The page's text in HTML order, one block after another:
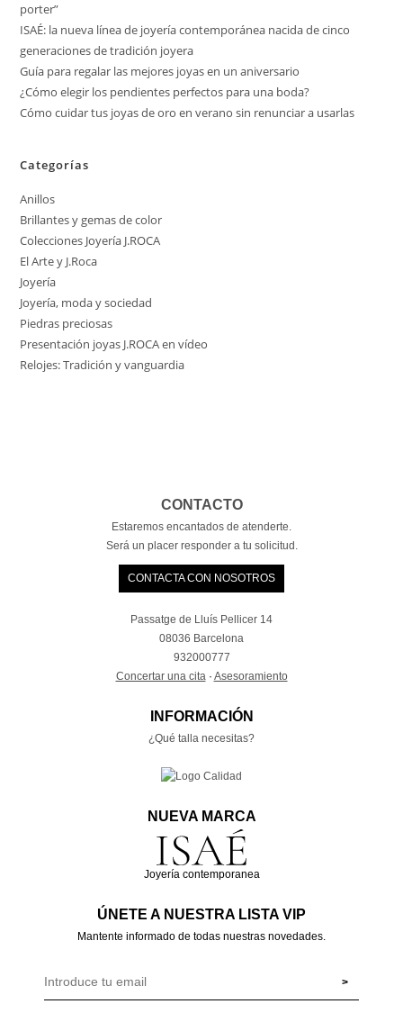
porter”
ISAÉ: la nueva línea de joyería contemporánea nacida de cinco
generaciones de tradición joyera
Guía para regalar las mejores joyas en un aniversario
¿Cómo elegir los pendientes perfectos para una boda?
Cómo cuidar tus joyas de oro en verano sin renunciar a usarlas
Categorías
Anillos
Brillantes y gemas de color
Colecciones Joyería J.ROCA
El Arte y J.Roca
Joyería
Joyería, moda y sociedad
Piedras preciosas
Presentación joyas J.ROCA en vídeo
Relojes: Tradición y vanguardia
CONTACTO
Estaremos encantados de atenderte.
Será un placer responder a tu solicitud.
CONTACTA CON NOSOTROS
Passatge de Lluís Pellicer 14
08036 Barcelona
932000777
Concertar una cita· Asesoramiento
INFORMACIÓN
¿Qué talla necesitas?
NUEVA MARCA
Joyería contemporanea
ÚNETE A NUESTRA LISTA VIP
Mantente informado de todas nuestras novedades.